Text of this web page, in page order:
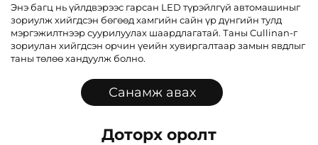
Энэ багц нь үйлдвэрээс гарсан LED түрэйлгүй автомашиныг
зориулж хийгдсэн бөгөөд хамгийн сайн үр дүнгийн тулд
мэргэжилтнээр суурилуулах шаардлагатай. Таны Cullinan-г
зориулан хийгдсэн орчин үеийн хувиргалтаар замын явдлыг
таны төлөө хандуулж болно.
Санамж авах
Доторх оролт